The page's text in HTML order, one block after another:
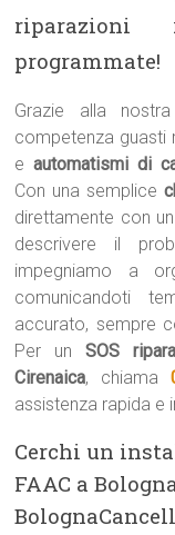
riparazioni
programmate!
Grazie alla
competenza guasti
eautomatismi di
Con una semplice
direttamente con
descrivere il
impegniamo a
comunicandoti
accurato, sempre
Per un SOS
Cirenaica, chiama
assistenza rapida e
Cerchi un
FAAC a